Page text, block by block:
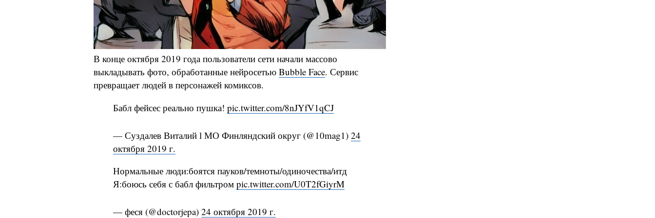
В конце октября 2019 года пользователи сети начали массово
выкладывать фото, обработанные нейросетью Bubble Face. Сервис
превращает людей в персонажей комиксов.
Бабл фейсес реально пушка! pic.twitter.com/8nJYfV1qCJ
— Суздалев Виталий l МО Финляндский округ (@10mag1) 24
октября 2019 г.
Нормальные люди:боятся пауков/темноты/одиночества/итд
Я:боюсь себя с бабл фильтром pic.twitter.com/U0T2fGiyrM
— феся (@doctorjepa) 24 октября 2019 г.